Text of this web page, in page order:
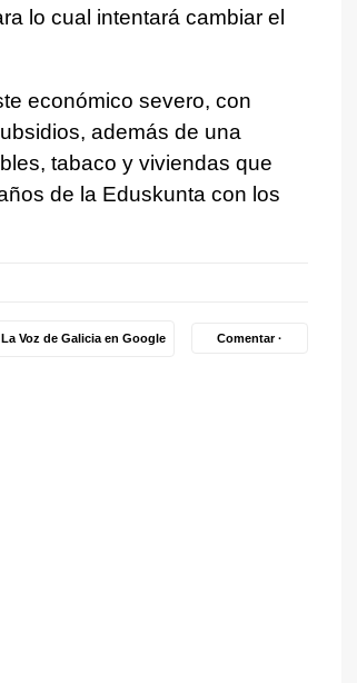
lo cual intentará cambiar el
económico severo, con
además de una
tabaco y viviendas que
de la Eduskunta con los
Voz de Galicia en Google Comentar ·